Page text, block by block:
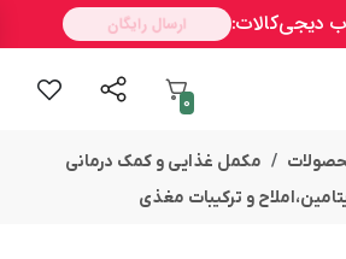
0
مکمل غذایی و کمک درمانی
و ترکیبات مغذی